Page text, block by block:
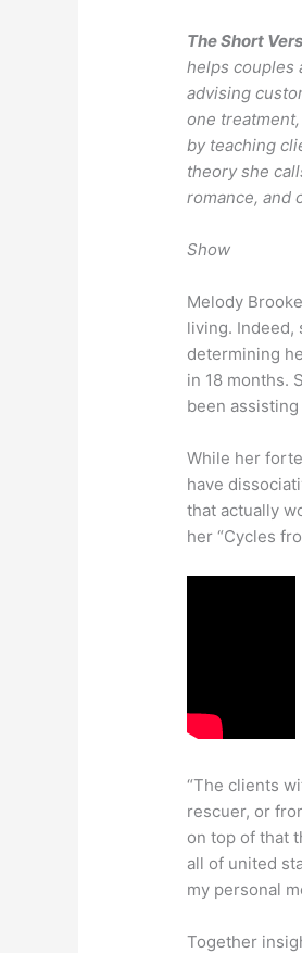
The Short
helps couples
advising
one
by teaching
theory she
romance, and
Show
Melody
living. Indeed,
determining
in 18 months.
been
While her
have
that actually
her “Cycles
“The clients
rescuer, or
on top of that
all of united
my personal
Together